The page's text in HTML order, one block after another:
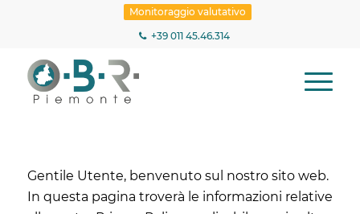
Monitoraggio valutativo
+39 011 45.46.314
Gentile Utente, benvenuto sul nostro sito web.
In questa pagina troverà le informazioni relative